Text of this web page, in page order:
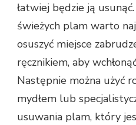
łatwiej będzie ją
świeżych plam warto
osuszyć miejsce
ręcznikiem, aby
Następnie można użyć
mydłem lub
usuwania plam, który